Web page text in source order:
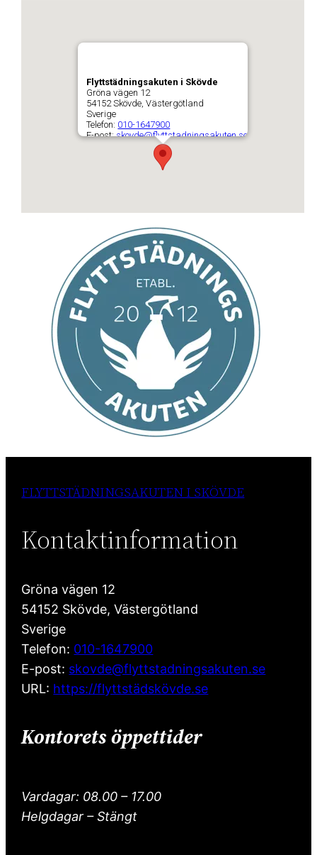
Flyttstädningsakuten i Skövde
Gröna vägen 12
54152 Skövde ,Västergötland
Sverige
Telefon: 010-1647900
E-post:skovde@flyttstadningsakuten.se
https://flyttstädskövde.se
FLYTTSTÄDNINGSAKUTEN I SKÖVDE
Kontaktinformation
Gröna vägen 12
54152 Skövde,Västergötland
Sverige
Telefon: 010-1647900
E-post: skovde@flyttstadningsakuten.se
URL: https://flyttstädskövde.se
Kontorets öppettider
Vardagar: 08.00 – 17.00
Helgdagar – Stängt